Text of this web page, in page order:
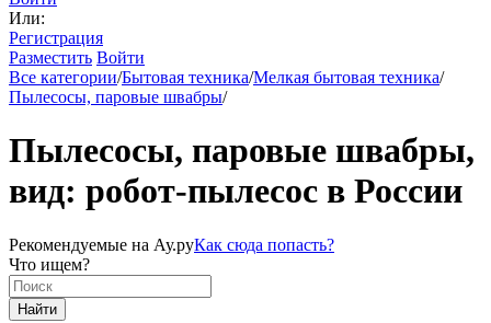
Или:
Регистрация
Разместить Войти
Все категории/Бытовая техника/Мелкая бытовая техника/
Пылесосы, паровые швабры/
Пылесосы, паровые швабры,
вид: робот-пылесос в России
Рекомендуемые на Ау.руКак сюда попасть?
Что ищем?
Найти